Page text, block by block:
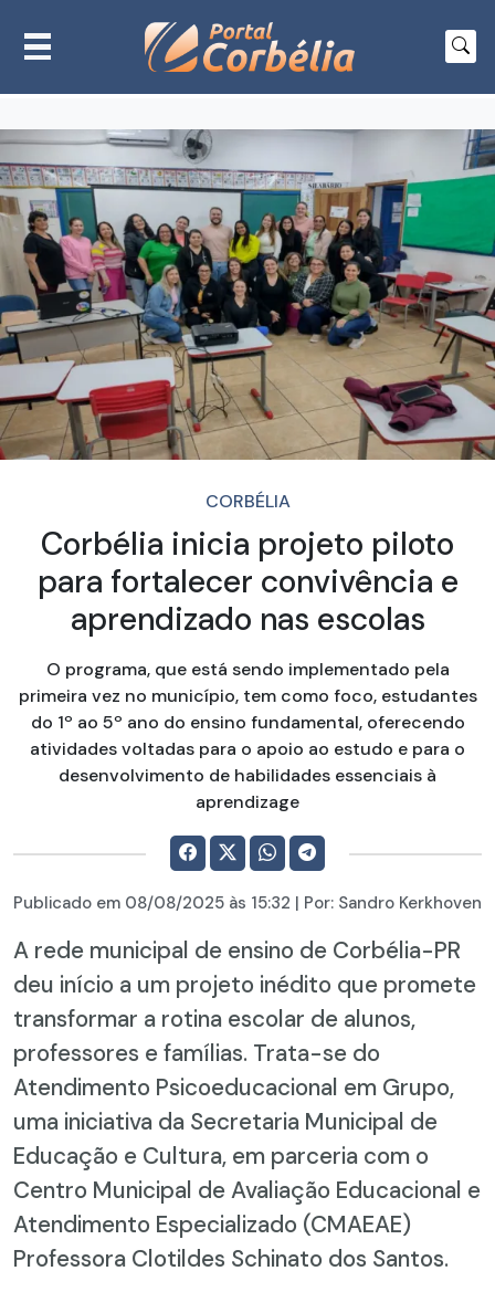
CORBÉLIA
Corbélia inicia projeto piloto
para fortalecer convivência e
aprendizado nas escolas
O programa, que está sendo implementado pela
primeira vez no município, tem como foco, estudantes
do 1º ao 5º ano do ensino fundamental, oferecendo
atividades voltadas para o apoio ao estudo e para o
desenvolvimento de habilidades essenciais à
aprendizage
Publicado em 08/08/2025 às 15:32 | Por: Sandro Kerkhoven
A rede municipal de ensino de Corbélia-PR
deu início a um projeto inédito que promete
transformar a rotina escolar de alunos,
professores e famílias. Trata-se do
Atendimento Psicoeducacional em Grupo,
uma iniciativa da Secretaria Municipal de
Educação e Cultura, em parceria com o
Centro Municipal de Avaliação Educacional e
Atendimento Especializado (CMAEAE)
Professora Clotildes Schinato dos Santos.